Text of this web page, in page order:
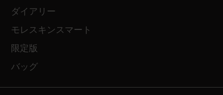
ダイアリー
モレスキンスマート
限定版
バッグ